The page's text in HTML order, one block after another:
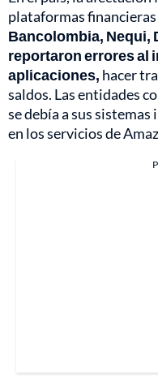
plataformas
Bancolombia, Nequi,
reportaron errores al
aplicaciones, hacer
saldos. Las entidades
se debía a sus
en los servicios de